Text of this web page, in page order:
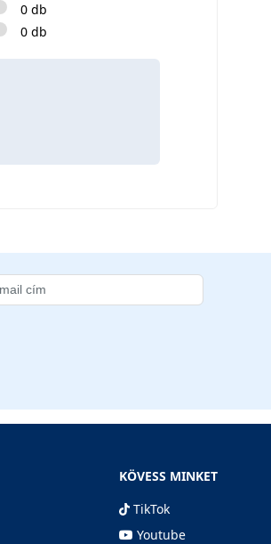
0 db
0 db
KÖVESS MINKET
TikTok
Youtube